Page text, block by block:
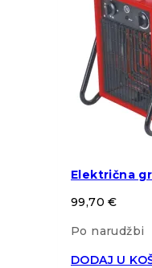
Električna
99,70€
Po narudžbi
DODAJ U